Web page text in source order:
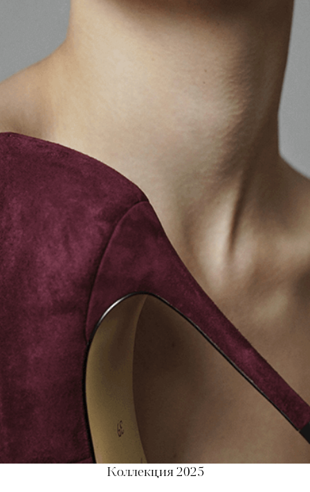
Коллекция 2025